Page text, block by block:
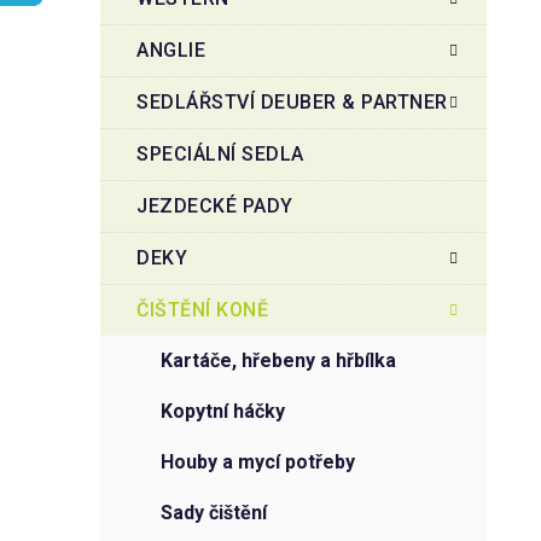
n
í
n
l
ANGLIE
SEDLÁŘSTVÍ DEUBER & PARTNER
SPECIÁLNÍ SEDLA
JEZDECKÉ PADY
DEKY
ČIŠTĚNÍ KONĚ
kartáče, hřebeny a hřbílka
kopytní háčky
houby a mycí potřeby
sady čištění